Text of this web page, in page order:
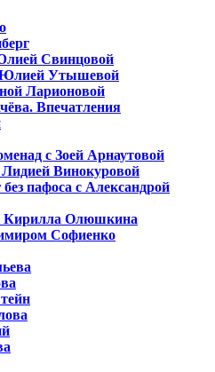
Свинцовой
Юлией Утышевой
Ларионовой
Впечатления
с Зоей Арнаутовой
Винокуровой
пафоса с Александрой
Кирилла Олюшкина
Софиенко